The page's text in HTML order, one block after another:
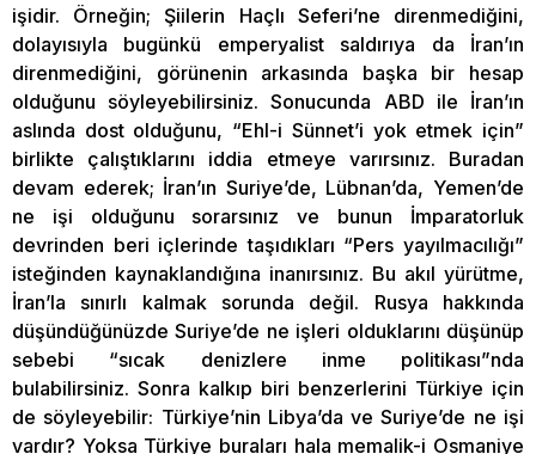
işidir. Örneğin; Şiilerin Haçlı Seferi’ne direnmediğini,
dolayısıyla bugünkü emperyalist saldırıya da İran’ın
direnmediğini, görünenin arkasında başka bir hesap
olduğunu söyleyebilirsiniz. Sonucunda ABD ile İran’ın
aslında dost olduğunu, “Ehl-i Sünnet’i yok etmek için”
birlikte çalıştıklarını iddia etmeye varırsınız. Buradan
devam ederek; İran’ın Suriye’de, Lübnan’da, Yemen’de
ne işi olduğunu sorarsınız ve bunun İmparatorluk
devrinden beri içlerinde taşıdıkları “Pers yayılmacılığı”
isteğinden kaynaklandığına inanırsınız. Bu akıl yürütme,
İran’la sınırlı kalmak sorunda değil. Rusya hakkında
düşündüğünüzde Suriye’de ne işleri olduklarını düşünüp
sebebi “sıcak denizlere inme politikası”nda
bulabilirsiniz. Sonra kalkıp biri benzerlerini Türkiye için
de söyleyebilir: Türkiye’nin Libya’da ve Suriye’de ne işi
vardır? Yoksa Türkiye buraları hala memalik-i Osmaniye